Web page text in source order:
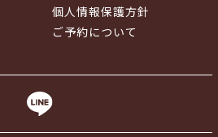
個人情報保護方針
ご予約について